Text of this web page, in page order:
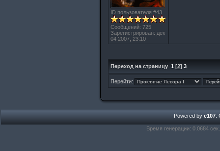
ID пользователя #43
Сообщений: 725
Зарегистрирован: дек
04 2007, 23:10
Переход на страницу 1 [2] 3
Перейти:
Powered by e107
Время генерации: 0.0684